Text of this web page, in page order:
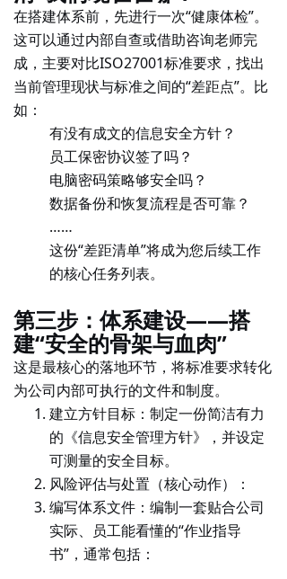
在搭建体系前，先进行一次“健康体检”。
这可以通过内部自查或借助咨询老师完
成，主要对比ISO27001标准要求，找出
当前管理现状与标准之间的“差距点”。比
如：
有没有成文的信息安全方针？
员工保密协议签了吗？
电脑密码策略够安全吗？
数据备份和恢复流程是否可靠？
……
这份“差距清单”将成为您后续工作
的核心任务列表。
第三步：体系建设——搭
建“安全的骨架与血肉”
这是最核心的落地环节，将标准要求转化
为公司内部可执行的文件和制度。
建立方针目标 ：制定一份简洁有力
的《信息安全管理方针》，并设定
可测量的安全目标。
风险评估与处置（核心动作）
：
编写体系文件 ：编制一套贴合公司
实际、员工能看懂的“作业指导
书”，通常包括：